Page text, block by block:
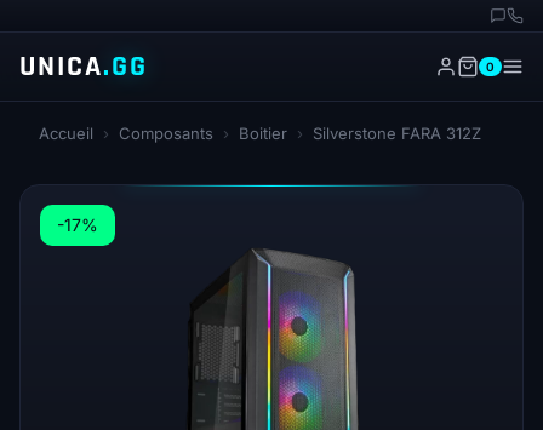
UNICA.GG 0
Accueil › Composants › Boitier › Silverstone FARA 312Z
-17%